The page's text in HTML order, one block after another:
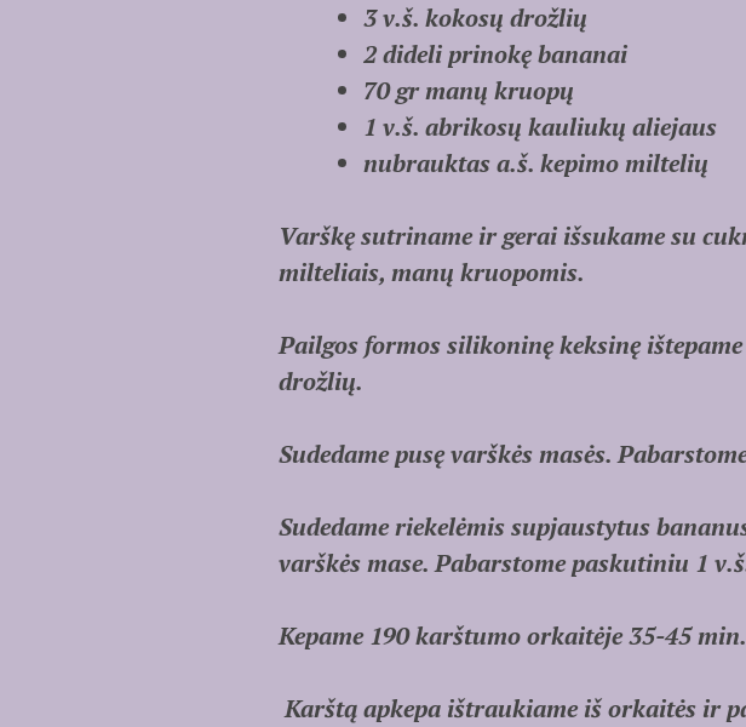
3 v.š. kokosų drožlių
2 dideli prinokę bananai
70 gr manų kruopų
1 v.š. abrikosų kauliukų aliejaus
nubrauktas a.š. kepimo miltelių
Varškę sutriname ir gerai išsukame su
milteliais, manų kruopomis.
Pailgos formos silikoninę keksinę
drožlių.
Sudedame pusę varškės masės.
Sudedame riekelėmis supjaustytus
varškės mase. Pabarstome paskutiniu 1
Kepame 190 karštumo orkaitėje 35-45 min.
Karštą apkepa ištraukiame iš orkaitės ir